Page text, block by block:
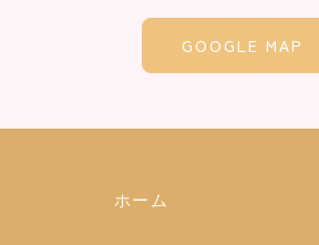
GOOGLE MAP
ホーム